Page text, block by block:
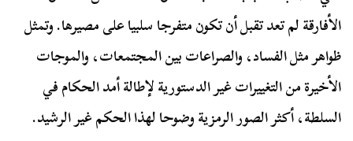
الأفارقة لم تعد تقبل أن تكون متفرجا سلبيا على مصيرها. وتمثل
ظواهر مثل الفساد، والصراعات بين المجتمعات، والموجات
الأخيرة من التغييرات غير الدستورية لإطالة أمد الحكام في
السلطة، أكثر الصور الرمزية وضوحا لهذا الحكم غير الرشيد.